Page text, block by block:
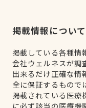
掲載情報について
掲載している各種情
会社ウェルネスが調
出来るだけ正確な情
全に保証するもので
掲載されている医療
に必ず該当の医療機